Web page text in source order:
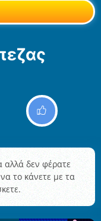
αλλά δεν φέρατε
το κάνετε με τα